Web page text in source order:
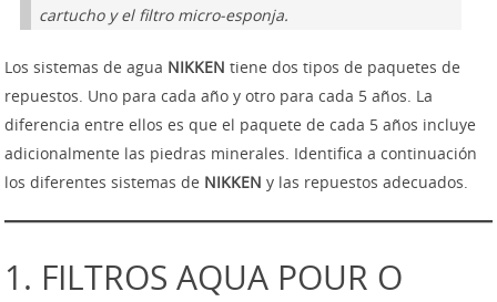
cartucho y el filtro micro-esponja.
Los sistemas de agua NIKKEN tiene dos tipos de paquetes de
repuestos. Uno para cada año y otro para cada 5 años. La
diferencia entre ellos es que el paquete de cada 5 años incluye
adicionalmente las piedras minerales. Identifica a continuación
los diferentes sistemas de NIKKEN y las repuestos adecuados.
1. FILTROS AQUA POUR O